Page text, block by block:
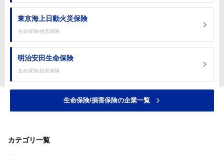
東京海上日動火災保険
生命保険/損害保険
明治安田生命保険
生命保険/損害保険
生命保険/損害保険の企業一覧
カテゴリ一覧